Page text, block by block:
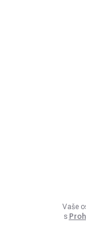
Vaše
s